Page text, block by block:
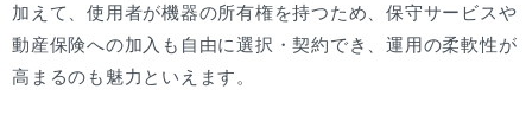
加えて、使用者が機器の所有権を持つため、保守サービスや
動産保険への加入も自由に選択・契約でき、運用の柔軟性が
高まるのも魅力といえます。